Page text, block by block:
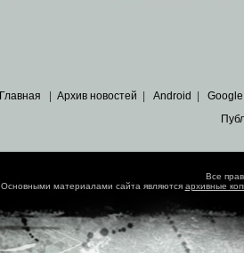
Главная Архив новостей Android Google
Все
Основными материалами сайта являются архивные